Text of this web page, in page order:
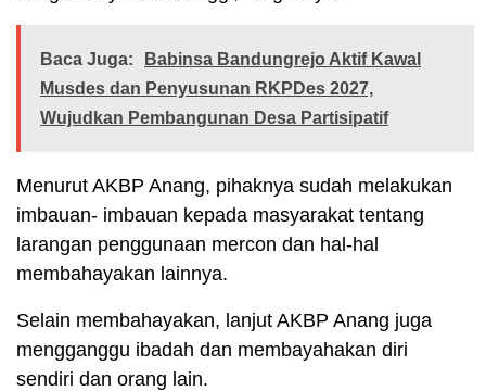
Baca Juga:
Babinsa Bandungrejo Aktif Kawal
Musdes dan Penyusunan RKPDes 2027,
Wujudkan Pembangunan Desa Partisipatif
Menurut AKBP Anang, pihaknya sudah melakukan
imbauan- imbauan kepada masyarakat tentang
larangan penggunaan mercon dan hal-hal
membahayakan lainnya.
Selain membahayakan, lanjut AKBP Anang juga
mengganggu ibadah dan membayahakan diri
sendiri dan orang lain.